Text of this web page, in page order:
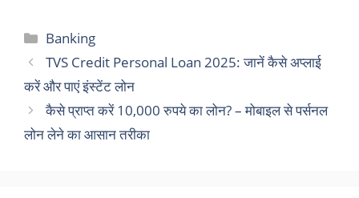
Categories
Banking
TVS Credit Personal Loan 2025: जानें कैसे अप्लाई
करें और पाएं इंस्टेंट लोन
कैसे प्राप्त करें 10,000 रुपये का लोन? – मोबाइल से पर्सनल
लोन लेने का आसान तरीका